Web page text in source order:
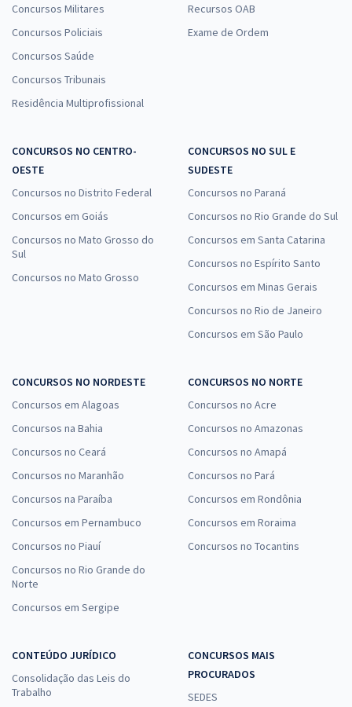
Concursos Militares
Concursos Policiais
Concursos Saúde
Concursos Tribunais
Residência Multiprofissional
Recursos OAB
Exame de Ordem
CONCURSOS NO CENTRO-
OESTE
Concursos no Distrito Federal
Concursos em Goiás
Concursos no Mato Grosso do
Sul
Concursos no Mato Grosso
CONCURSOS NO SUL E
SUDESTE
Concursos no Paraná
Concursos no Rio Grande do Sul
Concursos em Santa Catarina
Concursos no Espírito Santo
Concursos em Minas Gerais
Concursos no Rio de Janeiro
Concursos em São Paulo
CONCURSOS NO NORDESTE
Concursos em Alagoas
Concursos na Bahia
Concursos no Ceará
Concursos no Maranhão
Concursos na Paraíba
Concursos em Pernambuco
Concursos no Piauí
Concursos no Rio Grande do
Norte
Concursos em Sergipe
CONCURSOS NO NORTE
Concursos no Acre
Concursos no Amazonas
Concursos no Amapá
Concursos no Pará
Concursos em Rondônia
Concursos em Roraima
Concursos no Tocantins
CONTEÚDO JURÍDICO
Consolidação das Leis do
Trabalho
CONCURSOS MAIS
PROCURADOS
SEDES